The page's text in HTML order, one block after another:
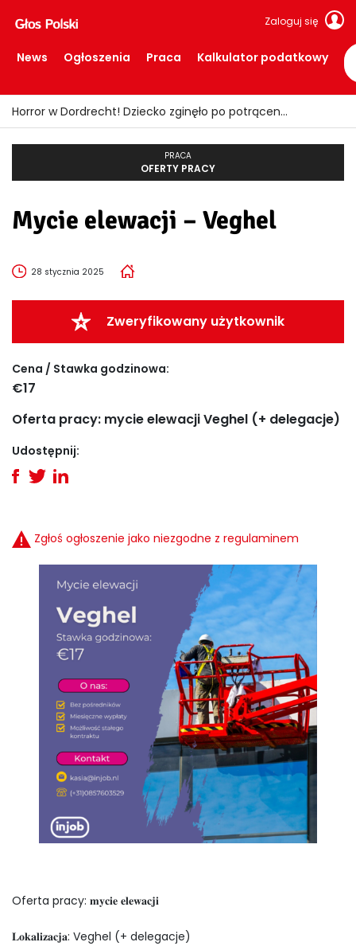
Zaloguj się
News Ogłoszenia Praca Kalkulator podatkowy
Horror w Dordrecht! Dziecko zginęło po potrąceniu przez busa
PRACA
OFERTY PRACY
Mycie elewacji – Veghel
28 stycznia 2025
Zweryfikowany użytkownik
Cena / Stawka godzinowa:
€17
Oferta pracy: mycie elewacji Veghel (+ delegacje)
Udostępnij:
Zgłoś ogłoszenie jako niezgodne z regulaminem
Oferta pracy: 𝐦𝐲𝐜𝐢𝐞 𝐞𝐥𝐞𝐰𝐚𝐜𝐣𝐢
𝐋𝐨𝐤𝐚𝐥𝐢𝐳𝐚𝐜𝐣𝐚: Veghel (+ delegacje)